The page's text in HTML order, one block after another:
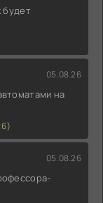
будет
05.08.26
на
05.08.26